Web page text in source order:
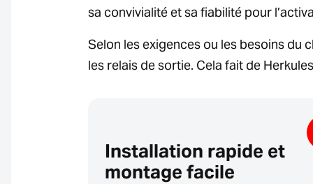
sa convivialité et sa fiabilité pour
Selon les exigences ou les besoins du
les relais de sortie. Cela fait de
Installation rapide et
montage facile